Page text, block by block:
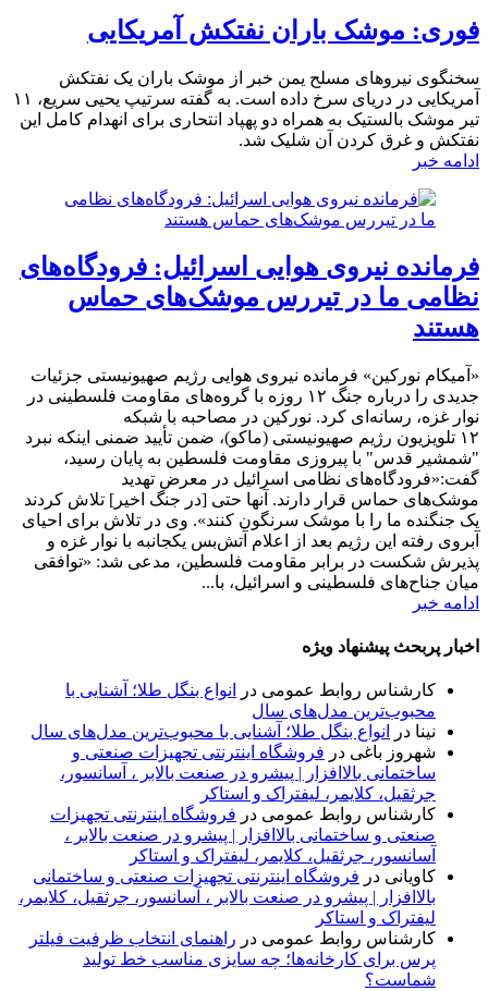
فوری: موشک باران نفتکش آمریکایی
سخنگوی نیروهای مسلح یمن خبر از موشک باران یک نفتکش
آمریکایی در دریای سرخ داده است. به گفته سرتیپ یحیی سریع، ۱۱
تیر موشک بالستیک به همراه دو پهپاد انتحاری برای انهدام کامل این
نفتکش و غرق کردن آن شلیک شد.
ادامه خبر
فرمانده نیروی هوایی اسرائیل: فرودگاه‌های
نظامی ما در تیررس موشک‌های حماس
هستند
«آمیکام نورکین» فرمانده نیروی هوایی رژیم صهیونیستی جزئیات
جدیدی را درباره جنگ ۱۲ روزه با گروه‌های مقاومت فلسطینی در
نوار غزه، رسانه‌ای کرد. نورکین در مصاحبه با شبکه
۱۲ تلویزیون رژیم صهیونیستی (ماکو)، ضمن تأیید ضمنی اینکه نبرد
"شمشیر قدس" با پیروزی مقاومت فلسطین به پایان رسید،
گفت:‌«فرودگاه‌های نظامی اسرائیل در معرض تهدید
موشک‌های حماس قرار دارند. آنها حتی [در جنگ اخیر] تلاش کردند
یک جنگنده ما را با موشک سرنگون کنند». وی در تلاش برای احیای
آبروی رفته این رژیم بعد از اعلام آتش‌بس یکجانبه با نوار غزه و
پذیرش شکست در برابر مقاومت فلسطین، مدعی شد: «توافقی
میان جناح‌های فلسطینی و اسرائیل، با...
ادامه خبر
اخبار پربحث پیشنهاد ویژه
کارشناس روابط عمومی در
انواع بنگل طلا؛ آشنایی با
محبوب‌ترین مدل‌های سال
نینا در
انواع بنگل طلا؛ آشنایی با محبوب‌ترین مدل‌های سال
شهروز باغی در فروشگاه اینترنتی تجهیزات صنعتی و
ساختمانی بالاافزار | پیشرو در صنعت بالابر ، آسانسور،
جرثقیل، کلایمر، لیفتراک و استاکر
کارشناس روابط عمومی در فروشگاه اینترنتی تجهیزات
صنعتی و ساختمانی بالاافزار | پیشرو در صنعت بالابر ،
آسانسور، جرثقیل، کلایمر، لیفتراک و استاکر
کاویانی در فروشگاه اینترنتی تجهیزات صنعتی و ساختمانی
بالاافزار | پیشرو در صنعت بالابر ، آسانسور، جرثقیل، کلایمر،
لیفتراک و استاکر
کارشناس روابط عمومی در راهنمای انتخاب ظرفیت فیلتر
پرس برای کارخانه‌ها؛ چه سایزی مناسب خط تولید
شماست؟